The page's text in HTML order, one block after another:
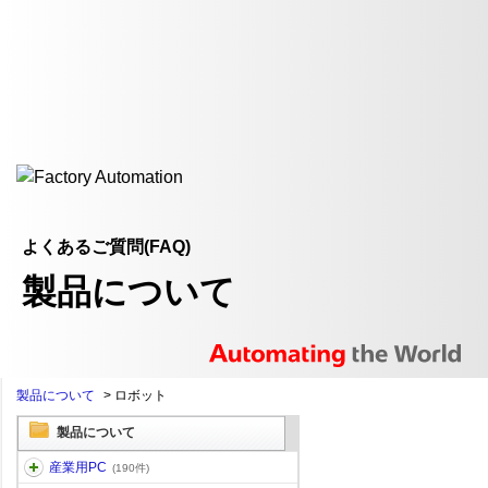
よくあるご質問(FAQ)
製品について
製品について > ロボット
製品について
産業用PC (190件)